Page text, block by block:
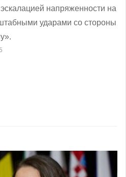
напряженности на
ударами со стороны